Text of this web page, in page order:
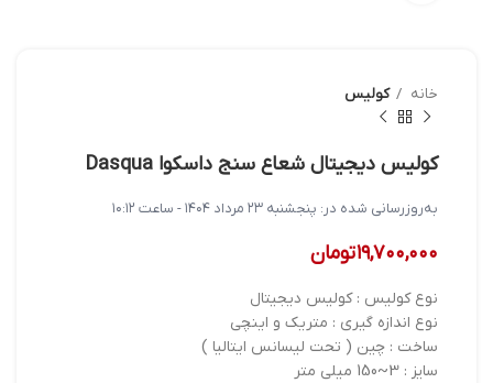
خانه کولیس
کولیس دیجیتال شعاع سنج داسکوا Dasqua
به‌روزرسانی شده در: پنجشنبه ۲۳ مرداد ۱۴۰۴ - ساعت ۱۰:۱۲
۱۹,۷۰۰,۰۰۰تومان
نوع کولیس : کولیس دیجیتال
نوع اندازه گیری : متریک و اینچی
ساخت : چین ( تحت لیسانس ایتالیا )
سایز : 3~150 میلی متر